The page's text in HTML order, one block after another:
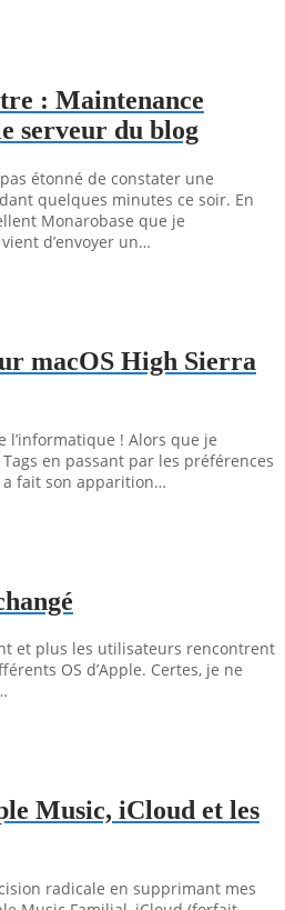
: Maintenance
serveur du blog
étonné de constater une
quelques minutes ce soir. En
Monarobase que je
d’envoyer un…
macOS High Sierra
l’informatique ! Alors que je
en passant par les préférences
fait son apparition…
et plus les utilisateurs rencontrent
OS d’Apple. Certes, je ne
Music, iCloud et les
radicale en supprimant mes